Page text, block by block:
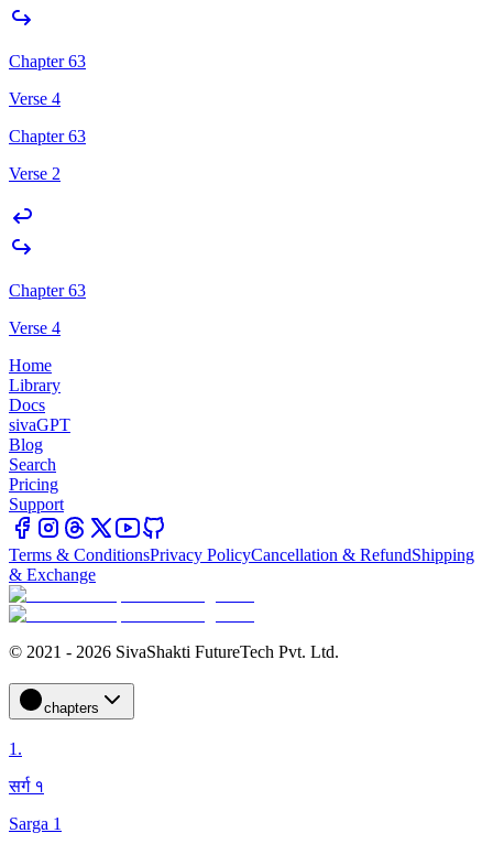
Chapter 63
Verse 4
Chapter 63
Verse 2
Chapter 63
Verse 4
Home
Library
Docs
sivaGPT
Blog
Search
Pricing
Support
Terms & ConditionsPrivacy PolicyCancellation & RefundShipping
& Exchange
© 2021 - 2026 SivaShakti FutureTech Pvt. Ltd.
chapters
1.
सर्ग १
Sarga 1